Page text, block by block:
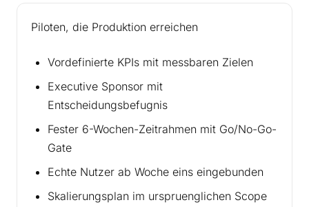
Piloten, die Produktion erreichen
Vordefinierte KPIs mit messbaren Zielen
Executive Sponsor mit
Entscheidungsbefugnis
Fester 6-Wochen-Zeitrahmen mit Go/No-Go-
Gate
Echte Nutzer ab Woche eins eingebunden
Skalierungsplan im urspruenglichen Scope